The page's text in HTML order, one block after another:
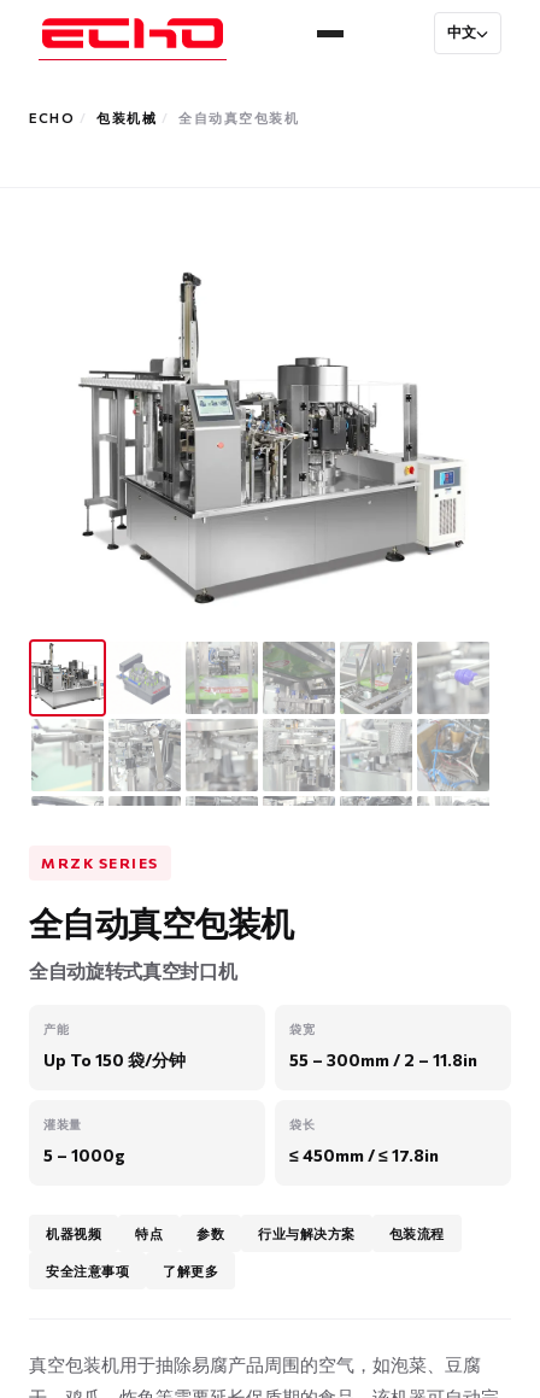
中文
ECHO / 包装机械 / 全自动真空包装机
MRZK SERIES
全自动真空包装机
全自动旋转式真空封口机
产能
Up To 150 袋/分钟
袋宽
55 – 300mm / 2 – 11.8in
灌装量
5 – 1000g
袋长
≤ 450mm / ≤ 17.8in
机器视频 特点 参数 行业与解决方案 包装流程
安全注意事项 了解更多
真空包装机用于抽除易腐产品周围的空气，如泡菜、豆腐